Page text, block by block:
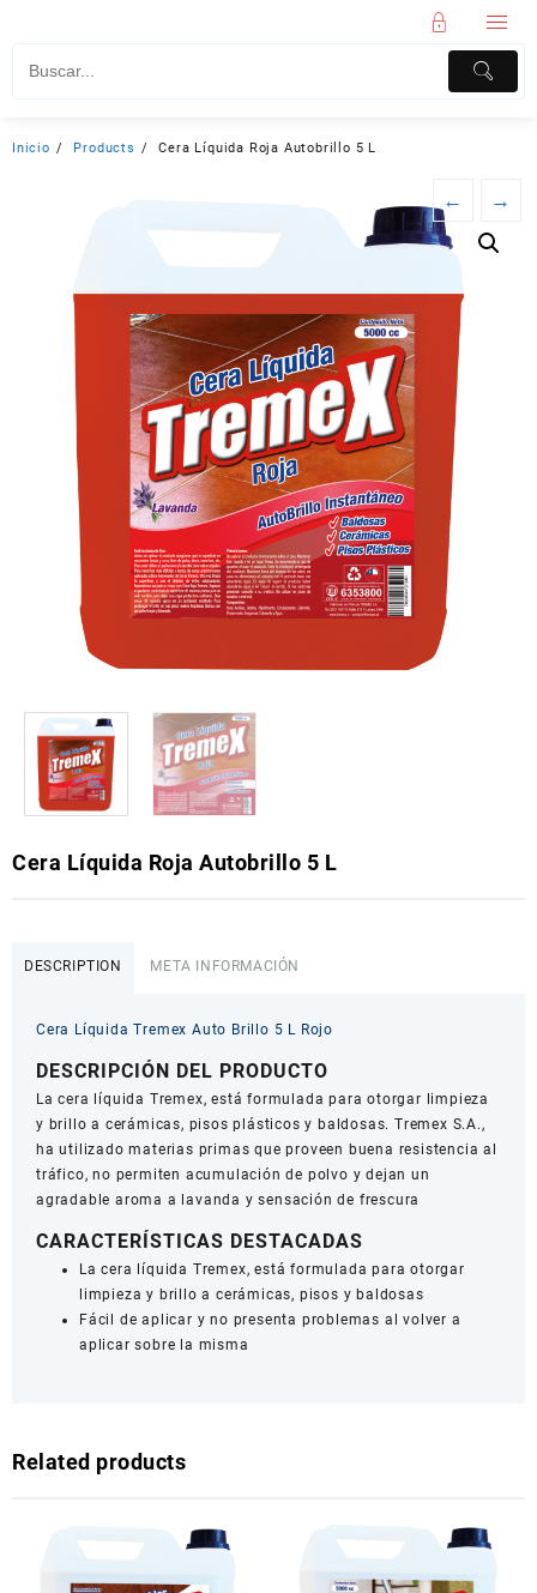
Inicio Products Cera Líquida Roja Autobrillo 5 L
← →
Cera Líquida Roja Autobrillo 5 L
DESCRIPTION META INFORMACIÓN
Cera Líquida Tremex Auto Brillo 5 L Rojo
DESCRIPCIÓN DEL PRODUCTO
La cera líquida Tremex, está formulada para otorgar limpieza
y brillo a cerámicas, pisos plásticos y baldosas. Tremex S.A.,
ha utilizado materias primas que proveen buena resistencia al
tráfico, no permiten acumulación de polvo y dejan un
agradable aroma a lavanda y sensación de frescura
CARACTERÍSTICAS DESTACADAS
La cera líquida Tremex, está formulada para otorgar
limpieza y brillo a cerámicas, pisos y baldosas
Fácil de aplicar y no presenta problemas al volver a
aplicar sobre la misma
Related products